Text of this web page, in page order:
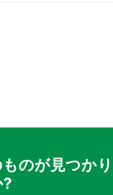
のが見つか